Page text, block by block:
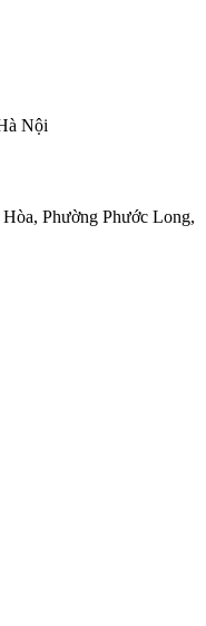
Nội
Phường Phước Long,